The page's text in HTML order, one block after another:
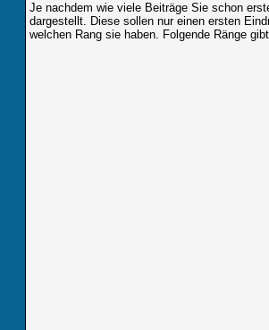
Je nachdem wie viele Beiträge Sie schon
dargestellt. Diese sollen nur einen ersten
welchen Rang sie haben. Folgende Ränge